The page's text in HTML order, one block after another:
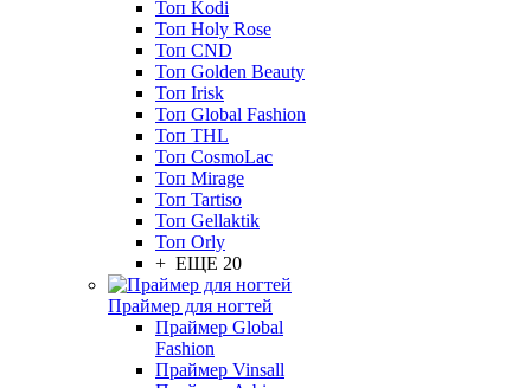
Топ Kodi
Топ Holy Rose
Топ CND
Топ Golden Beauty
Топ Irisk
Топ Global Fashion
Топ THL
Топ CosmoLac
Топ Mirage
Топ Tartiso
Топ Gellaktik
Топ Orly
+ ЕЩЕ 20
Праймер для ногтей
Праймер Global
Fashion
Праймер Vinsall